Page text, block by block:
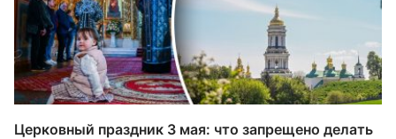
Церковный праздник 3 мая: что запрещено делать